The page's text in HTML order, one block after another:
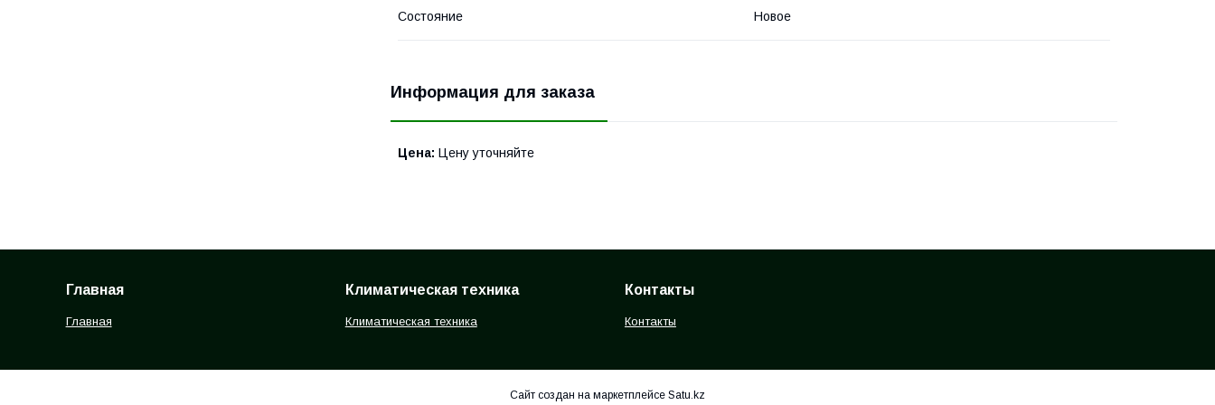
Состояние Новое
Информация для заказа
Цена: Цену уточняйте
Главная
Главная
Климатическая техника
Климатическая техника
Контакты
Контакты
Сайт создан на маркетплейсе Satu.kz